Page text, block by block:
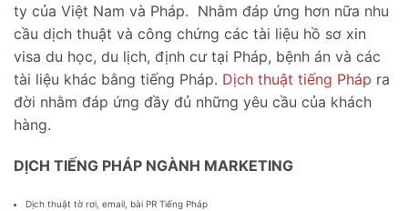
ty của Việt Nam và Pháp. Nhằm đáp ứng hơn nữa nhu
cầu dịch thuật và công chứng các tài liệu hồ sơ xin
visa du học, du lịch, định cư tại Pháp, bệnh án và các
tài liệu khác bằng tiếng Pháp. Dịch thuật tiếng Pháp ra
đời nhằm đáp ứng đầy đủ những yêu cầu của khách
hàng.
DỊCH TIẾNG PHÁP NGÀNH MARKETING
Dịch thuật tờ rơi, email, bài PR Tiếng Pháp